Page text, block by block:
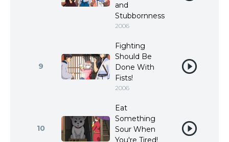
and
Stubbornness
2006
9
Fighting
Should Be
Done With
Fists!
2006
10
Eat
Something
Sour When
You're Tired!